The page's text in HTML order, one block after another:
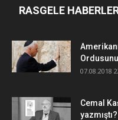
RASGELE
07.08.2018
Cemal
yazmıştı?